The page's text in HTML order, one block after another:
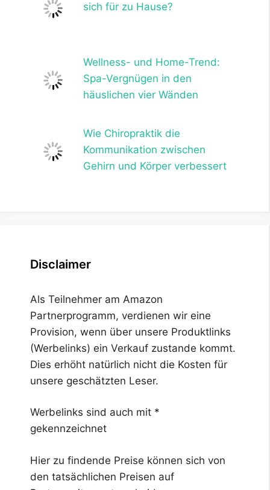
sich für zu Hause?
Wellness- und Home-Trend:
Spa-Vergnügen in den
häuslichen vier Wänden
Wie Chiropraktik die
Kommunikation zwischen
Gehirn und Körper verbessert
Disclaimer
Als Teilnehmer am Amazon
Partnerprogramm, verdienen wir eine
Provision, wenn über unsere Produktlinks
(Werbelinks) ein Verkauf zustande kommt.
Dies erhöht natürlich nicht die Kosten für
unsere geschätzten Leser.
Werbelinks sind auch mit *
gekennzeichnet
Hier zu findende Preise können sich von
den tatsächlichen Preisen auf